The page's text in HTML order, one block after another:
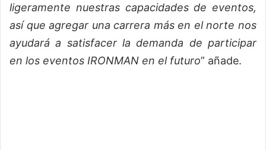
ligeramente nuestras capacidades de eventos,
así que agregar una carrera más en el norte nos
ayudará a satisfacer la demanda de participar
en los eventos IRONMAN en el futuro” añade.